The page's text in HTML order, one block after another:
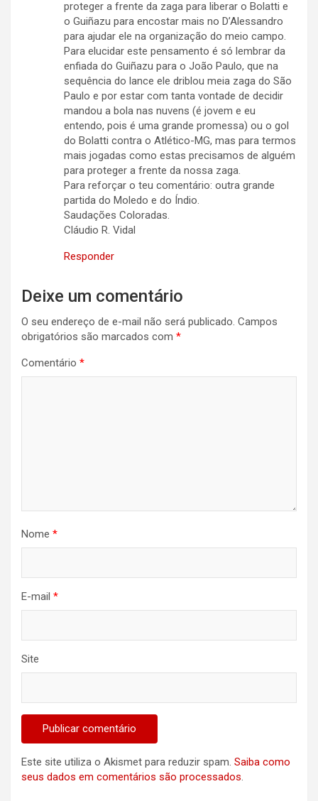
proteger a frente da zaga para liberar o Bolatti e
o Guiñazu para encostar mais no D’Alessandro
para ajudar ele na organização do meio campo.
Para elucidar este pensamento é só lembrar da
enfiada do Guiñazu para o João Paulo, que na
sequência do lance ele driblou meia zaga do São
Paulo e por estar com tanta vontade de decidir
mandou a bola nas nuvens (é jovem e eu
entendo, pois é uma grande promessa) ou o gol
do Bolatti contra o Atlético-MG, mas para termos
mais jogadas como estas precisamos de alguém
para proteger a frente da nossa zaga.
Para reforçar o teu comentário: outra grande
partida do Moledo e do Índio.
Saudações Coloradas.
Cláudio R. Vidal
Responder
Deixe um comentário
O seu endereço de e-mail não será publicado. Campos
obrigatórios são marcados com *
Comentário *
Nome *
E-mail *
Site
Este site utiliza o Akismet para reduzir spam. Saiba como
seus dados em comentários são processados.